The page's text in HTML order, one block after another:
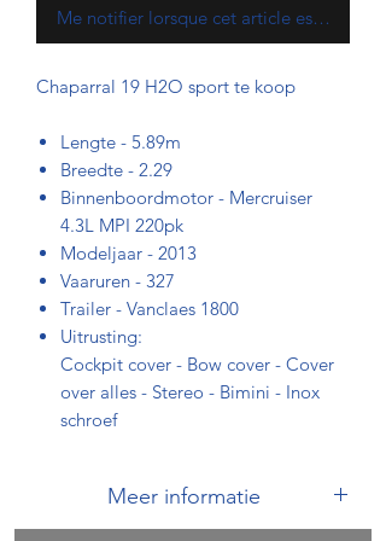
Me notifier lorsque cet article est
Chaparral 19 H2O sport te koop
Lengte - 5.89m
Breedte - 2.29
Binnenboordmotor - Mercruiser
4.3L MPI 220pk
Modeljaar - 2013
Vaaruren - 327
Trailer - Vanclaes 1800
Uitrusting:
Cockpit cover - Bow cover - Cover
over alles - Stereo - Bimini - Inox
schroef
Meer informatie